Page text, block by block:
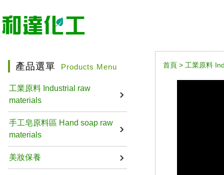
產品選單 Products Menu
工業原料 Industrial raw
materials
手工皂原料區 Hand soap raw
materials
美妝保養
首頁 > 工業原料